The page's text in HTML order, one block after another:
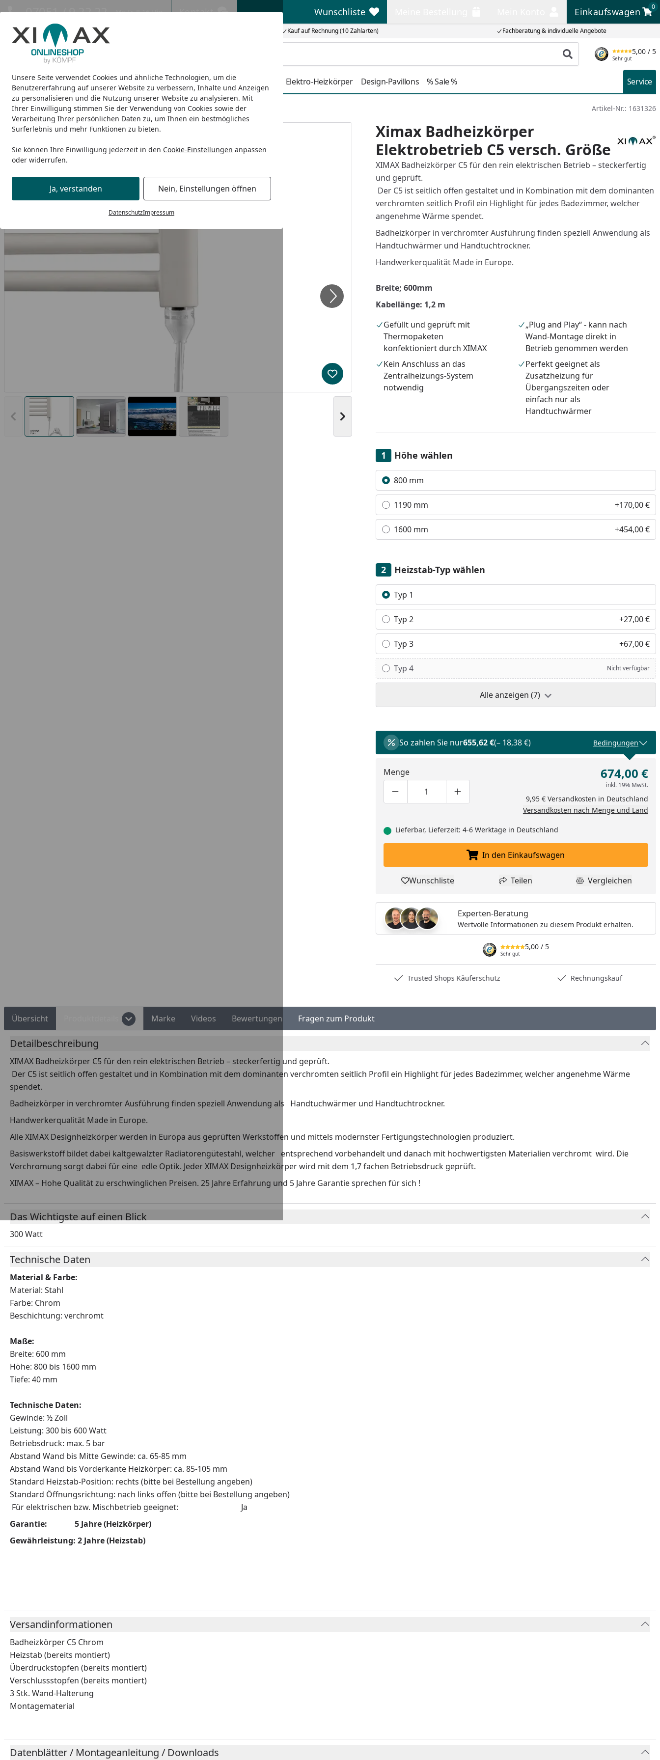
Unsere Seite verwendet Cookies und ähnliche Technologien, um die
Benutzererfahrung auf unserer Website zu verbessern, Inhalte und Anzeigen
zu personalisieren und die Nutzung unserer Website zu analysieren. Mit
Ihrer Einwilligung stimmen Sie der Verwendung von Cookies sowie der
Verarbeitung Ihrer persönlichen Daten zu, um Ihnen ein bestmögliches
Surferlebnis und mehr Funktionen zu bieten.
Sie können Ihre Einwilligung jederzeit in den Cookie-Einstellungen anpassen
oder widerrufen.
Ja, verstanden Nein, Einstellungen öffnen
DatenschutzImpressum
Eigene Montage-Teams Kauf auf Rechnung (10 Zahlarten) Fachberatung & individuelle Angebote
07051 / 9 22 22 Mo-Fr. 8-16 Uhr Kontakt Wunschliste
Wunschliste Einkaufswagen
0
Einkaufswagen
Produkt suchen
5,00 / 5
Sehr gut
Design-Carports Design-Heizkörper Infrarot-Heizkörper Duschkabinen Elektro-Heizkörper Design-Pavillons % Sale % Service
Startseite
Elektro-Heizkörper Ximax Badheizkörper Elektrobetrieb C5 versch. Größe Artikel-Nr.: 1631326
Vorheriges Bild anzeigen Nächstes Bild anzeigen
Produkt zur Wunschliste hinzufügen
Ximax Badheizkörper
Elektrobetrieb C5 versch. Größe
XIMAX Badheizkörper C5 für den rein elektrischen Betrieb – steckerfertig
und geprüft.
Der C5 ist seitlich offen gestaltet und in Kombination mit dem dominanten
verchromten seitlich Profil ein Highlight für jedes Badezimmer, welcher
angenehme Wärme spendet.
Badheizkörper in verchromter Ausführung finden speziell Anwendung als
Handtuchwärmer und Handtuchtrockner.
Handwerkerqualität Made in Europe.
Breite; 600mm
Kabellänge: 1,2 m
Gefüllt und geprüft mit
Thermopaketen
konfektioniert durch XIMAX
„Plug and Play“ - kann nach
Wand-Montage direkt in
Betrieb genommen werden
Kein Anschluss an das
Zentralheizungs-System
notwendig
Perfekt geeignet als
Zusatzheizung für
Übergangszeiten oder
einfach nur als
Handtuchwärmer
Höhe wählen
Alle anzeigen (3)
800 mm
1190 mm +170,00 €
1600 mm +454,00 €
Heizstab-Typ wählen
Alle anzeigen (7)
Typ 1
Typ 2 +27,00 €
Typ 3 +67,00 €
Typ 4 Nicht verfügbar
Alle anzeigen (7)
So zahlen Sie nur655,62 €(– 18,38 €) Bedingungen
Menge
Produktmenge um eins verringern
Produktmenge manuell eingeben
Produktmenge um eins erhöhen
674,00 €
inkl. 19% MwSt.
9,95 € Versandkosten in Deutschland
Versandkosten nach Menge und Land
Lieferbar, Lieferzeit: 4-6 Werktage in Deutschland
In den Einkaufswagen legen
In den Einkaufswagen
Produkt zur Wunschliste hinzufügen
Wunschliste Teilen
Teilen Produkt
Vergleichen
Experten-Beratung
Wertvolle Informationen zu diesem Produkt erhalten.
5,00 / 5
Sehr gut
Trusted Shops Käuferschutz Rechnungskauf
Übersicht Marke Videos Bewertungen Fragen zum Produkt
Detailbeschreibung
XIMAX Badheizkörper C5 für den rein elektrischen Betrieb – steckerfertig und geprüft.
Der C5 ist seitlich offen gestaltet und in Kombination mit dem dominanten verchromten seitlich Profil ein Highlight für jedes Badezimmer, welcher angenehme Wärme
spendet.
Badheizkörper in verchromter Ausführung finden speziell Anwendung als Handtuchwärmer und Handtuchtrockner.
Handwerkerqualität Made in Europe.
Alle XIMAX Designheizkörper werden in Europa aus geprüften Werkstoffen und mittels modernster Fertigungstechnologien produziert.
Basiswerkstoff bildet dabei kaltgewalzter Radiatorengütestahl, welcher entsprechend vorbehandelt und danach mit hochwertigsten Materialien verchromt wird. Die
Verchromung sorgt dabei für eine edle Optik. Jeder XIMAX Designheizkörper wird mit dem 1,7 fachen Betriebsdruck geprüft.
XIMAX – Hohe Qualität zu erschwinglichen Preisen. 25 Jahre Erfahrung und 5 Jahre Garantie sprechen für sich !
Das Wichtigste auf einen Blick
300 Watt
Technische Daten
Material & Farbe:
Material: Stahl
Farbe: Chrom
Beschichtung: verchromt
Maße:
Breite: 600 mm
Höhe: 800 bis 1600 mm
Tiefe: 40 mm
Technische Daten:
Gewinde: ½ Zoll
Leistung: 300 bis 600 Watt
Betriebsdruck: max. 5 bar
Abstand Wand bis Mitte Gewinde: ca. 65-85 mm
Abstand Wand bis Vorderkante Heizkörper: ca. 85-105 mm
Standard Heizstab-Position: rechts (bitte bei Bestellung angeben)
Standard Öffnungsrichtung: nach links offen (bitte bei Bestellung angeben)
Für elektrischen bzw. Mischbetrieb geeignet: Ja
Garantie: 5 Jahre (Heizkörper)
Gewährleistung: 2 Jahre (Heizstab)
Versandinformationen
Badheizkörper C5 Chrom
Heizstab (bereits montiert)
Überdruckstopfen (bereits montiert)
Verschlussstopfen (bereits montiert)
3 Stk. Wand-Halterung
Montagematerial
Datenblätter / Montageanleitung / Downloads